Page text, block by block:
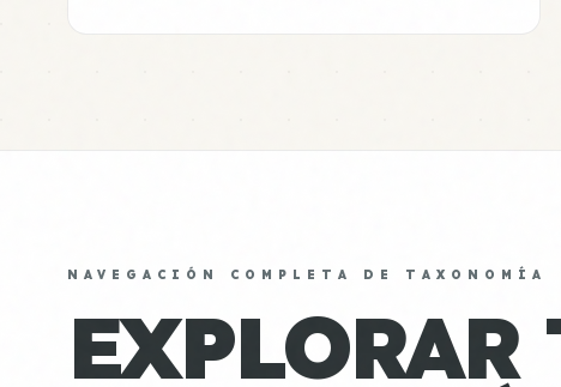
NAVEGACIÓN COMPLETA DE TAXONOMÍA
EXPLORAR